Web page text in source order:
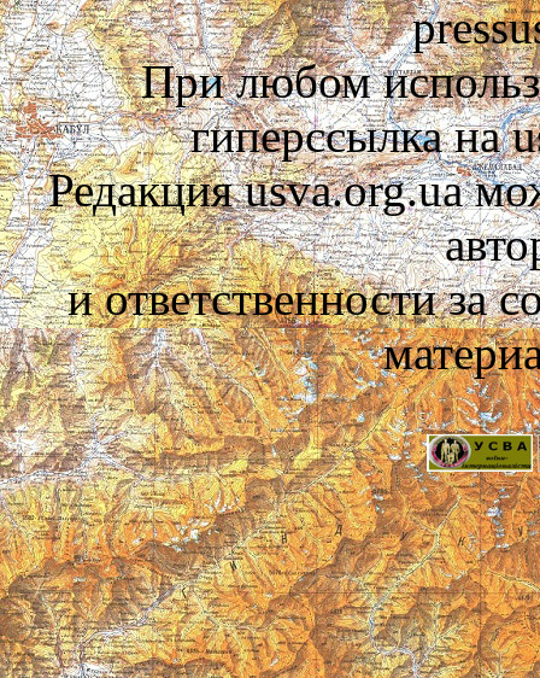
При любом
гиперссылка на
Редакция usva.org.ua
и ответственности за